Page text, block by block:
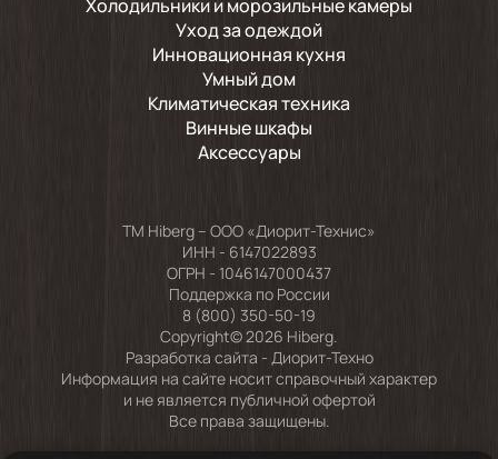
Холодильники и морозильные камеры
Уход за одеждой
Инновационная кухня
Умный дом
Климатическая техника
Винные шкафы
Аксессуары
TM Hiberg – ООО «Диорит-Технис»
ИНН - 6147022893
ОГРН - 1046147000437
Поддержка по России
8 (800) 350-50-19
Copyright© 2026 Hiberg.
Разработка сайта - Диорит-Техно
Информация на сайте носит справочный характер
и не является публичной офертой
Все права защищены.